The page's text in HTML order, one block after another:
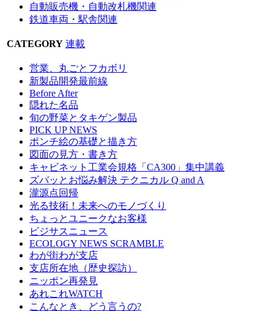
自動販売機・自動改札機関連
鉄道車両・駅舎関連
CATEGORY 連載
営業、丸ごとフカボリ
新製品開発最前線
Before After
隠れた名品
旬の野菜とタキゲン製品
PICK UP NEWS
ポンチ絵の基礎と描き方
図面の見方・書き方
キャビネット工業会規格「CA300」集中講義
ズバッとお悩み解決 テクニカル Q and A
瀧源点回帰
光る技術！未来へのモノづくり
ちょっとユニークなお客様
ビジサスニュース
ECOLOGY NEWS SCRAMBLE
わが街わが支店
支店所在地（歴史探訪）
ニッポン再発見
あれこれWATCH
こんなとき、どう言うの?